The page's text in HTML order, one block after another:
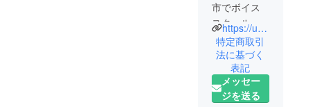
市でボイス
スクールを
経営してま
す潮と申し
ます。生徒
様が輝ける
をモットー
https://usy-musicschool.com/
特定商取引
法に基づく
表記
メッセー
ジを送る